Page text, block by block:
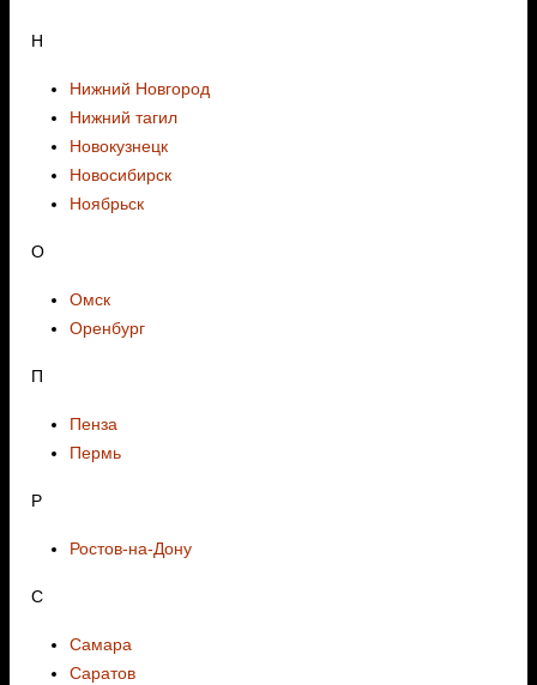
Н
Нижний Новгород
Нижний тагил
Новокузнецк
Новосибирск
Ноябрьск
О
Омск
Оренбург
П
Пенза
Пермь
Р
Ростов-на-Дону
С
Самара
Саратов